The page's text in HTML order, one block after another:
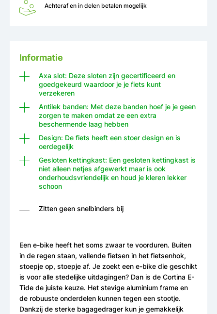
Achteraf en in delen betalen mogelijk
Informatie
Axa slot: Deze sloten zijn gecertificeerd en
goedgekeurd waardoor je je fiets kunt
verzekeren
Antilek banden: Met deze banden hoef je je geen
zorgen te maken omdat ze een extra
beschermende laag hebben
Design: De fiets heeft een stoer design en is
oerdegelijk
Gesloten kettingkast: Een gesloten kettingkast is
niet alleen netjes afgewerkt maar is ook
onderhoudsvriendelijk en houd je kleren lekker
schoon
Zitten geen snelbinders bij
Een e-bike heeft het soms zwaar te voorduren. Buiten
in de regen staan, vallende fietsen in het fietsenhok,
stoepje op, stoepje af. Je zoekt een e-bike die geschikt
is voor alle stedelijke uitdagingen? Dan is de Cortina E-
Tide de juiste keuze. Het stevige aluminium frame en
de robuuste onderdelen kunnen tegen een stootje.
Dankzij de sterke bagagedrager kun je gemakkelijk